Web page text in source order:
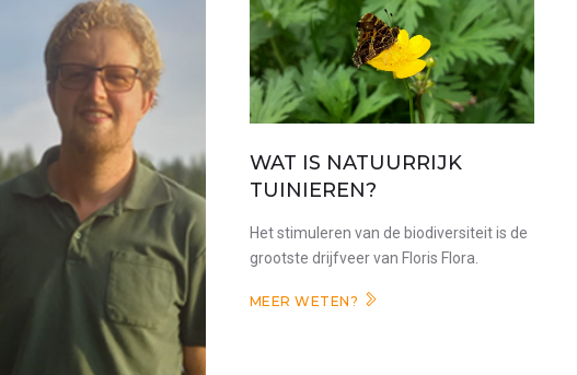
WAT IS NATUURRIJK
TUINIEREN?
Het stimuleren van de biodiversiteit is de
grootste drijfveer van Floris Flora.
MEER WETEN?